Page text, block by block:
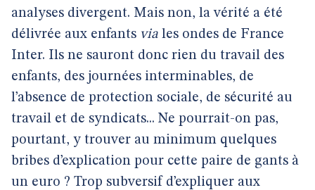
analyses divergent. Mais non, la vérité a été
délivrée aux enfants via les ondes de France
Inter. Ils ne sauront donc rien du travail des
enfants, des journées interminables, de
l’absence de protection sociale, de sécurité au
travail et de syndicats... Ne pourrait-on pas,
pourtant, y trouver au minimum quelques
bribes d’explication pour cette paire de gants à
un euro ? Trop subversif d’expliquer aux